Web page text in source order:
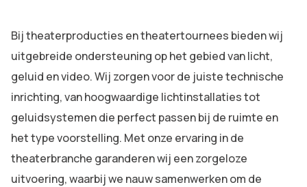
Bij theaterproducties en theatertournees bieden wij
uitgebreide ondersteuning op het gebied van licht,
geluid en video. Wij zorgen voor de juiste technische
inrichting, van hoogwaardige lichtinstallaties tot
geluidsystemen die perfect passen bij de ruimte en
het type voorstelling. Met onze ervaring in de
theaterbranche garanderen wij een zorgeloze
uitvoering, waarbij we nauw samenwerken om de